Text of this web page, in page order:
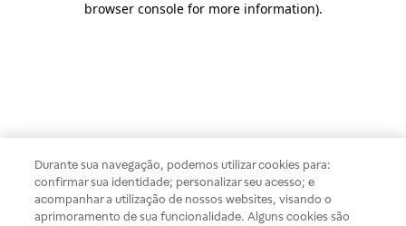
browser console for more information).
Durante sua navegação, podemos utilizar cookies para:
confirmar sua identidade; personalizar seu acesso; e
acompanhar a utilização de nossos websites, visando o
aprimoramento de sua funcionalidade. Alguns cookies são